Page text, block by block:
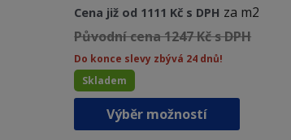
Cena již od 1111 Kč s DPH za m2
Původní cena 1247 Kč s DPH
Do konce slevy zbývá 24 dnů!
Skladem
Výběr možností
Tento